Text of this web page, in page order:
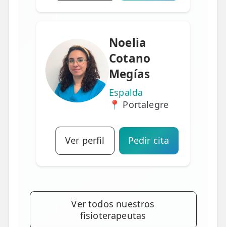
Noelia
Cotano
Megías
Espalda
📍 Portalegre
Ver perfil Pedir cita
Ver todos nuestros
fisioterapeutas